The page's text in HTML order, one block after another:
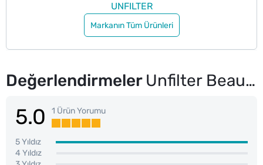
UNFILTER
Markanın Tüm Ürünleri
Değerlendirmeler Unfilter Beauty Oje Gece Mavisi 46
5.0 1 Ürün Yorumu
5 Yıldız
4 Yıldız